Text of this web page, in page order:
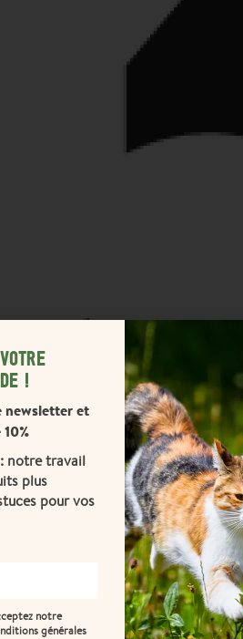
!
newsletter et
notre travail
plus
pour vos
notre
générales